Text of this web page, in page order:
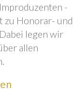
-
zu Honorar- und
legen wir
allen